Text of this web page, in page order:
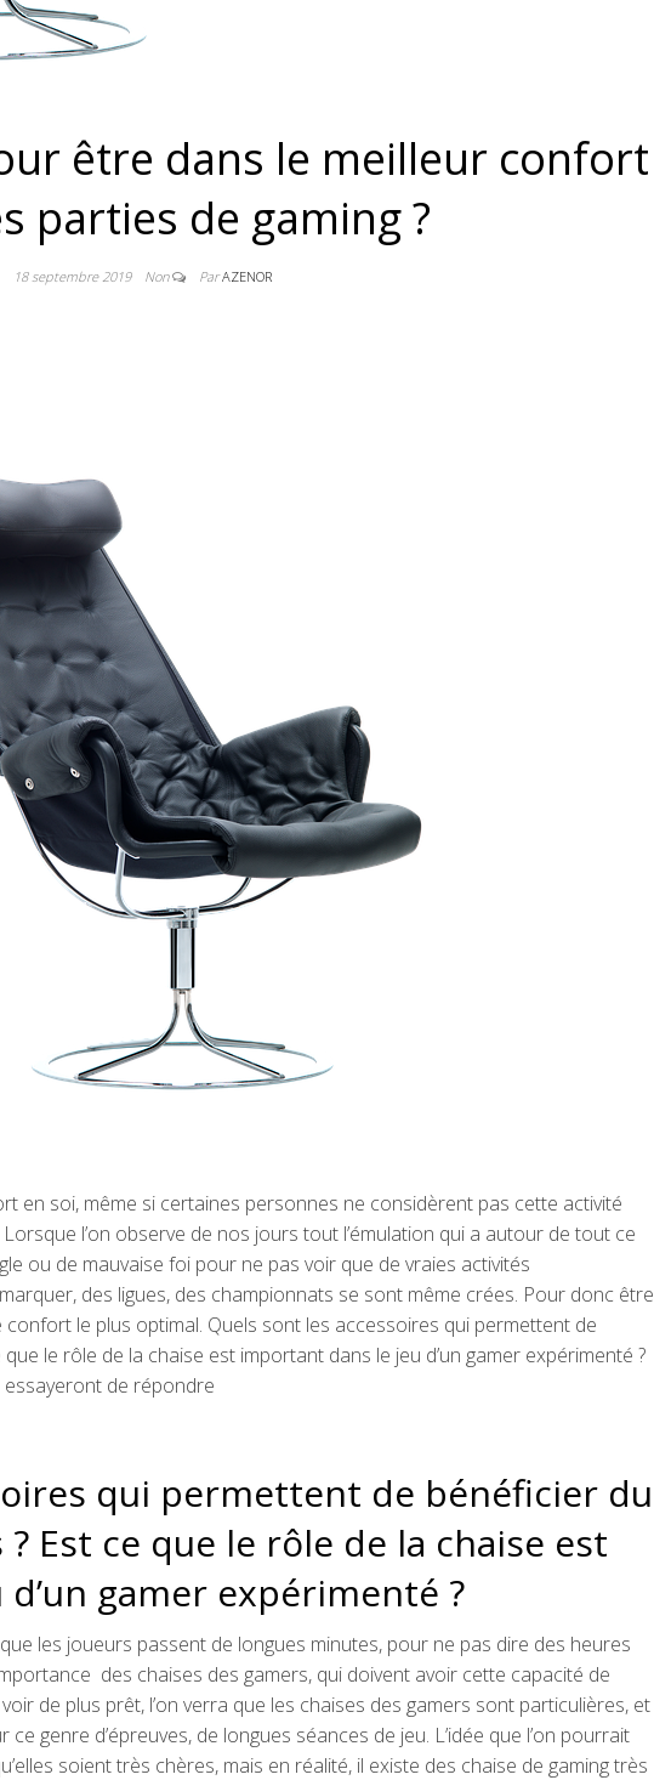
être dans le meilleur confort
parties de gaming ?
18 septembre 2019 Non ParAZENOR
en soi, même si certaines personnes ne considèrent pas cette activité
l’on observe de nos jours tout l’émulation qui a autour de tout ce
ou de mauvaise foi pour ne pas voir que de vraies activités
des ligues, des championnats se sont même crées. Pour donc être
le plus optimal. Quels sont les accessoires qui permettent de
le rôle de la chaise est important dans le jeu d’un gamer expérimenté ?
essayeront de répondre
qui permettent de bénéficier du
Est ce que le rôle de la chaise est
gamer expérimenté ?
les joueurs passent de longues minutes, pour ne pas dire des heures
des chaises des gamers, qui doivent avoir cette capacité de
de plus prêt, l’on verra que les chaises des gamers sont particulières, et
genre d’épreuves, de longues séances de jeu. L’idée que l’on pourrait
soient très chères, mais en réalité, il existe des chaise de gaming très